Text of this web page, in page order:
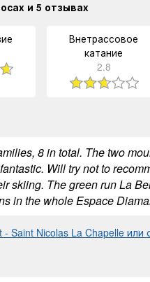
и 5 отзывах
Внетрассовое
катание
2.8
8 in total. The two
Will try not to
skiing. The green run La
in the whole Espace
Nicolas La Chapelle или